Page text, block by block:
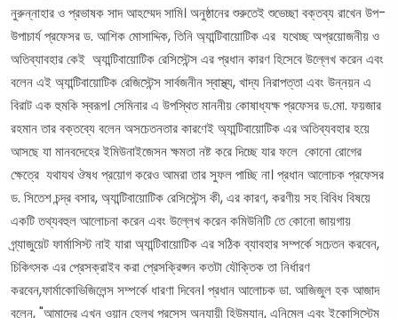
নুরুন্নাহার ও প্রভাষক সাদ আহম্মেদ সামি। অনুষ্ঠানের শুরুতেই শুভেচ্ছা বক্তব্য রাখেন উপ-
উপাচার্য প্রফেসর ড. আশিক মোসাদ্দিক, তিনি অ্যান্টিবায়োটিক এর যথেচ্ছ অপ্রয়োজনীয় ও
অতিব্যাবহার কেই অ্যান্টিবায়োটিক রেসিস্টেন্স এর প্রধান কারণ হিসেবে উল্লেখ করেন এবং
বলেন এই অ্যান্টিবায়োটিক রেজিস্টেন্স সার্বজনীন স্বাস্থ্য, খাদ্য নিরাপত্তা এবং উন্নয়ন এ
বিরাট এক হুমকি স্বরূপ। সেমিনার এ উপস্থিত মাননীয় কোষাধ্যক্ষ প্রফেসর ড.মো. ফয়জার
রহমান তার বক্তব্যে বলেন অসচেতনতার কারণেই অ্যান্টিবায়োটিক এর অতিব্যবহার হয়ে
আসছে যা মানবদেহের ইমিউনাইজেসন ক্ষমতা নষ্ট করে দিচ্ছে যার ফলে কোনো রোগের
ক্ষেত্রে যথাযথ ঔষধ প্রয়োগ করেও আমরা তার সুফল পাচ্ছি না। প্রধান আলোচক প্রফেসর
ড. সিতেশ চন্দ্র বসার, অ্যান্টিবায়োটিক রেসিস্টেন্স কী, এর কারণ, করণীয় সহ বিবিধ বিষয়ে
একটি তথ্যবহুল আলোচনা করেন এবং উল্লেখ করেন কমিউনিটি তে কোনো জায়গায়
গ্র্যাজুয়েট ফার্মাসিস্ট নাই যারা অ্যান্টিবায়োটিক এর সঠিক ব্যাবহার সম্পর্কে সচেতন করবেন,
চিকিৎসক এর প্রেসক্রাইব করা প্রেসক্রিপ্সন কতটা যৌক্তিক তা নির্ধারণ
করবেন,ফার্মাকোভিজিলেন্স সম্পর্কে ধারণা দিবেন। প্রধান আলোচক ডা. আজিজুল হক আজাদ
বলেন, "আমাদের এখন ওয়ান হেলথ প্রসেস অনুযায়ী হিউম্যান, এনিমেল এবং ইকোসিস্টেম